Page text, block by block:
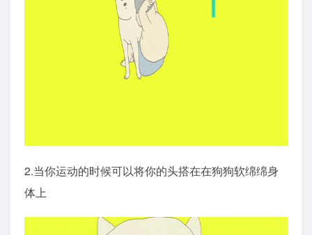
2.当你运动的时候可以将你的头搭在在狗狗软绵绵身
体上